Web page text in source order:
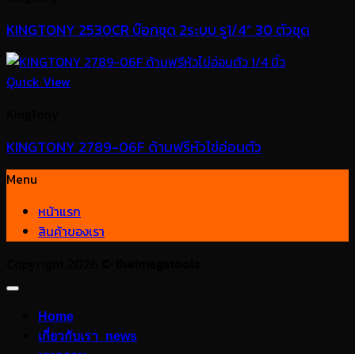
KINGTONY 2530CR บ๊อกชุด 2ระบบ รู1/4” 30 ตัวชุด
Quick View
KINGTONY 2789-06F ด้ามฟรีหัวไข่อ่อนตัว
Menu
หน้าแรก
สินค้าของเรา
Home
เกี่ยวกับเรา_news